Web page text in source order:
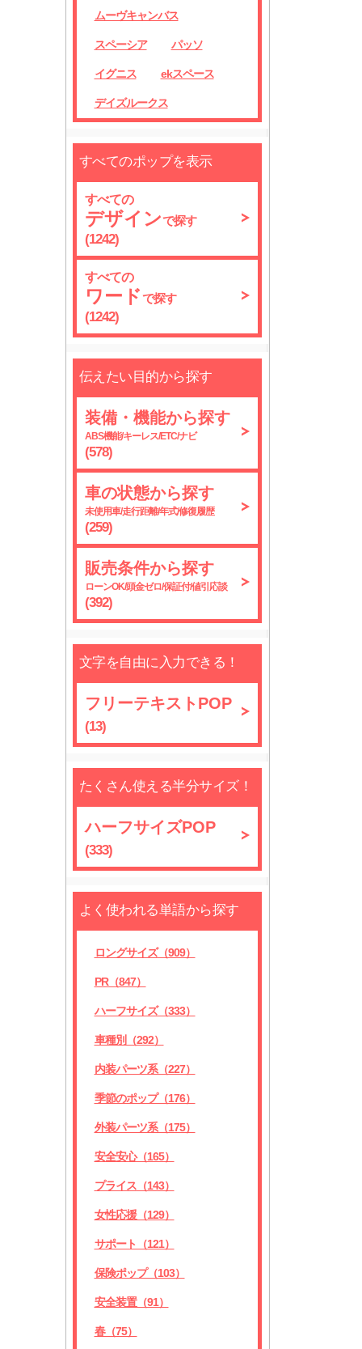
ムーヴキャンバス
スペーシア パッソ
イグニス ekスペース
デイズルークス
すべてのポップを表示
すべての
デザインで探す
(1242)
すべての
ワード で探す
(1242)
伝えたい目的から探す
装備・機能から探す
ABS機能/キーレス/ETC/ナビ
(578)
車の状態から探す
未使用車/走行距離/年式/修復履歴
(259)
販売条件から探す
ローンOK/頭金ゼロ/保証付/値引応談
(392)
文字を自由に入力できる！
フリーテキストPOP
(13)
たくさん使える半分サイズ！
ハーフサイズPOP
(333)
よく使われる単語から探す
ロングサイズ（909）
PR（847）
ハーフサイズ（333）
車種別（292）
内装パーツ系（227）
季節のポップ（176）
外装パーツ系（175）
安全安心（165）
プライス（143）
女性応援（129）
サポート（121）
保険ポップ（103）
安全装置（91）
春（75）